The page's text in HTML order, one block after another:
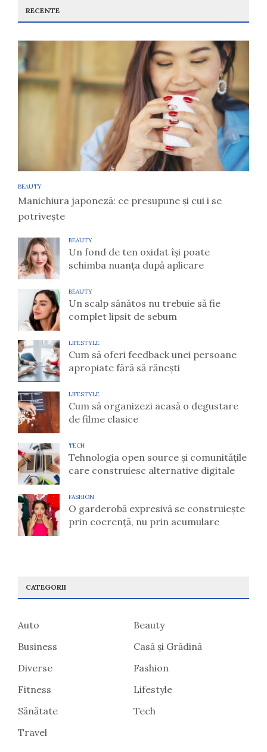
RECENTE
BEAUTY
Manichiura japoneză: ce presupune și cui i se
potrivește
BEAUTY
Un fond de ten oxidat își poate
schimba nuanța după aplicare
BEAUTY
Un scalp sănătos nu trebuie să fie
complet lipsit de sebum
LIFESTYLE
Cum să oferi feedback unei persoane
apropiate fără să rănești
LIFESTYLE
Cum să organizezi acasă o degustare
de filme clasice
TECH
Tehnologia open source și comunitățile
care construiesc alternative digitale
FASHION
O garderobă expresivă se construiește
prin coerență, nu prin acumulare
CATEGORII
Auto
Beauty
Business
Casă și Grădină
Diverse
Fashion
Fitness
Lifestyle
Sănătate
Tech
Travel